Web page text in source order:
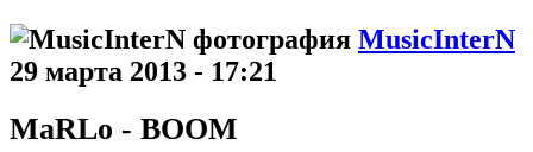
MusicInterN
29 марта 2013 - 17:21
MaRLo - BOOM